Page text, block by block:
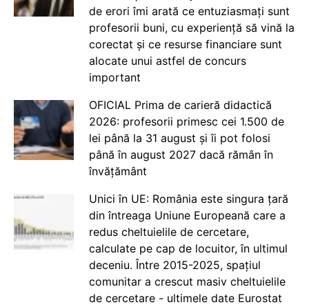
de erori îmi arată ce entuziasmați sunt
profesorii buni, cu experiență să vină la
corectat și ce resurse financiare sunt
alocate unui astfel de concurs
important
OFICIAL Prima de carieră didactică
2026: profesorii primesc cei 1.500 de
lei până la 31 august și îi pot folosi
până în august 2027 dacă rămân în
învățământ
Unici în UE: România este singura țară
din întreaga Uniune Europeană care a
redus cheltuielile de cercetare,
calculate pe cap de locuitor, în ultimul
deceniu. Între 2015-2025, spațiul
comunitar a crescut masiv cheltuielile
de cercetare - ultimele date Eurostat